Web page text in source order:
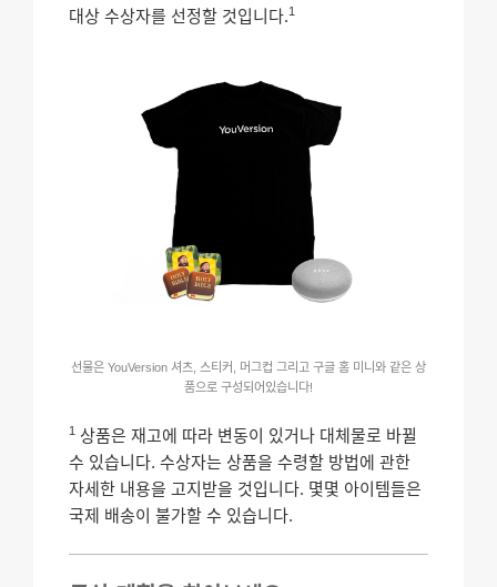
대상 수상자를 선정할 것입니다.1
선물은 YouVersion 셔츠, 스티커, 머그컵 그리고 구글 홈 미니와 같은 상
품으로 구성되어있습니다!
1
상품은 재고에 따라 변동이 있거나 대체물로 바뀔
수 있습니다. 수상자는 상품을 수령할 방법에 관한
자세한 내용을 고지받을 것입니다. 몇몇 아이템들은
국제 배송이 불가할 수 있습니다.